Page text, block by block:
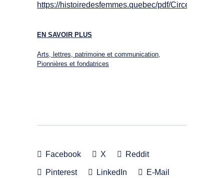
https://histoiredesfemmes.quebec/pdf/Circe.pdf
EN SAVOIR PLUS
Arts, lettres, patrimoine et communication,
Pionnières et fondatrices
Facebook X Reddit
Pinterest LinkedIn E-Mail